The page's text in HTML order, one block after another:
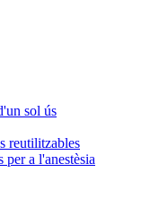
sol ús
reutilitzables
per a l'anestèsia